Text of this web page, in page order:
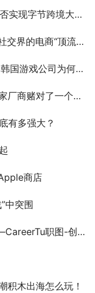
现字节跨境大厂梦
商“顶流”还有多远？
戏公司为何怂了？
赌对了一个新风口
有多强大？
商店
中突围
-创始人兼CEO-徐瑞琬
积木出海怎么玩！